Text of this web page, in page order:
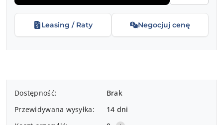
Leasing / Raty Negocjuj cenę
Dostępność
dostawa
Dostępność:
Brak
Przewidywana wysyłka:
14 dni